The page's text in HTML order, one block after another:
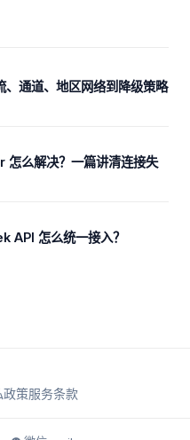
通道、地区网络到降级策略
么解决？一篇讲清连接失
怎么统一接入？
政策服务条款